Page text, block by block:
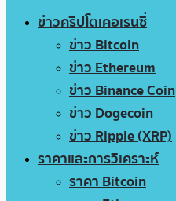
ข่าวคริปโตเคอเรนซี่
ข่าว Bitcoin
ข่าว Ethereum
ข่าว Binance Coin
ข่าว Dogecoin
ข่าว Ripple (XRP)
ราคาและการวิเคราะห์
ราคา Bitcoin